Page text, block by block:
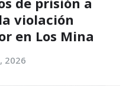
violación
en Los Mina
2026